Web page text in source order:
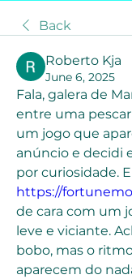
Back
Roberto Kja
June 6, 2025
Fala, galera de
entre uma
um jogo que
anúncio e decidi
https://
de cara com um
leve e viciante.
bobo, mas o
aparecem do